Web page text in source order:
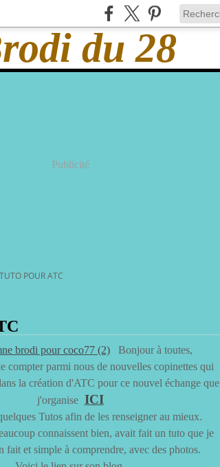
Publicité
TUTO POUR ATC
Bonjour à toutes,
compter parmi nous de nouvelles copinettes qui
la création d'ATC pour ce nouvel échange que
j'organise ICI
Tutos afin de les renseigner au mieux.
connaissent bien, avait fait un tuto que je
fait et simple à comprendre, avec des photos.